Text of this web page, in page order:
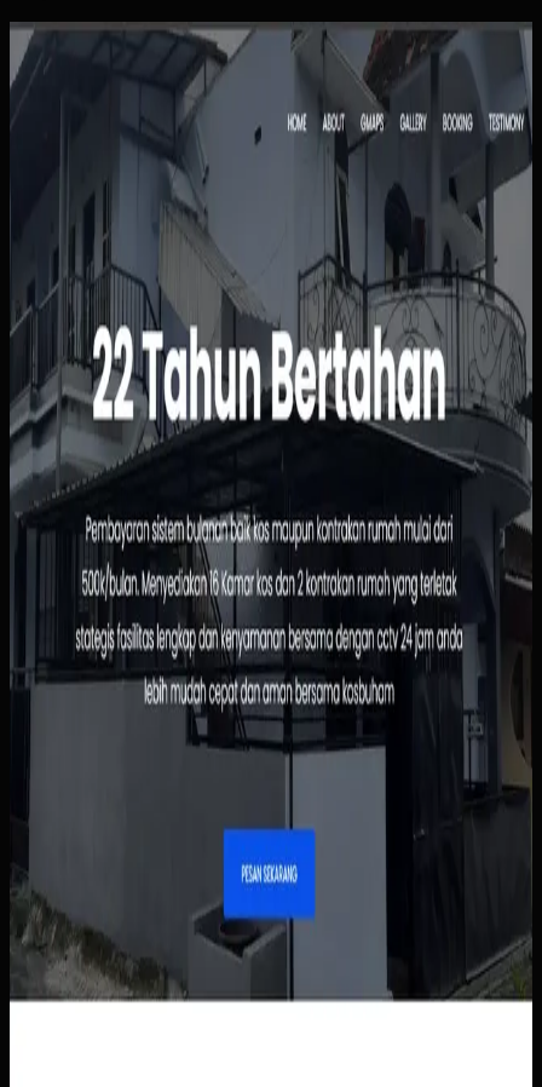
Kos Bu Ham
Kos Bu Ham
Sebelumnya
Status kamar, pembayaran, dan data penghuni masih
dipantau manual sehingga rawan tertinggal atau salah
catat. Calon penghuni juga harus bertanya satu per satu
hanya untuk mengetahui ketersediaan, harga, atau
fasilitas kamar.
Yang kami bangun
Kami menyusun website dengan informasi kamar yang
jelas, alur pemesanan yang sederhana, dan dasbor
pengelolaan penghuni serta pembayaran. Pemilik bisa
melihat status sewa dengan lebih cepat, sementara calon
penghuni tidak perlu menunggu chat manual untuk
informasi dasar.
Baca studi kasus lengkap